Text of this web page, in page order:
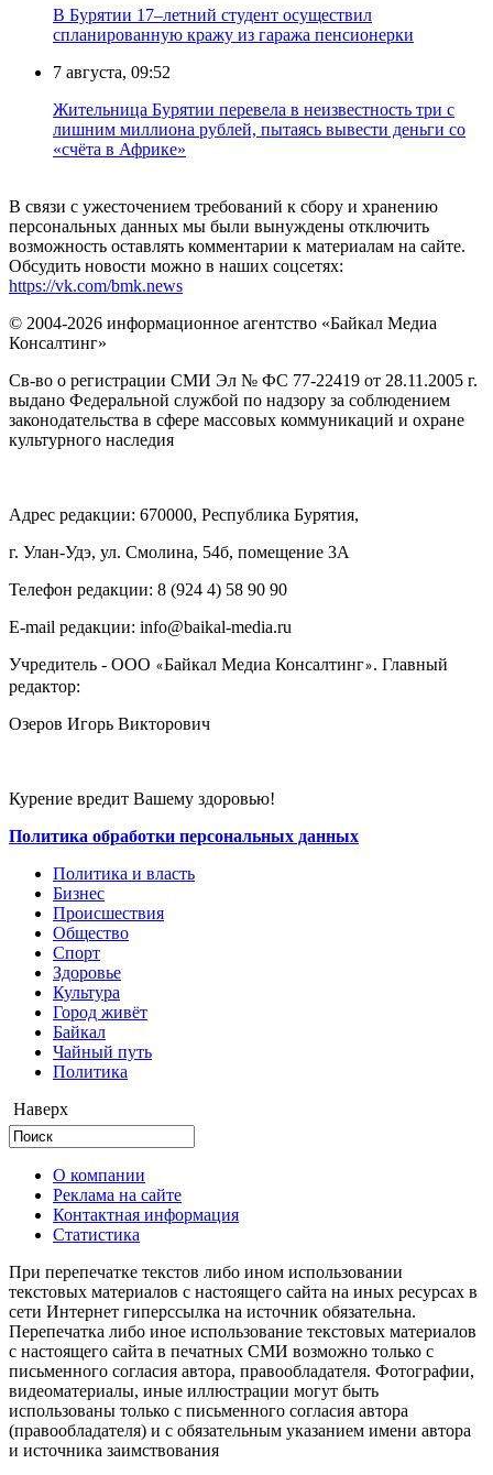
В Бурятии 17–летний студент осуществил
спланированную кражу из гаража пенсионерки
7 августа, 09:52
Жительница Бурятии перевела в неизвестность три с
лишним миллиона рублей, пытаясь вывести деньги со
«счёта в Африке»
В связи с ужесточением требований к сбору и хранению
персональных данных мы были вынуждены отключить
возможность оставлять комментарии к материалам на сайте.
Обсудить новости можно в наших соцсетях:
https://vk.com/bmk.news
© 2004-2026 информационное агентство «Байкал Медиа
Консалтинг»
Св-во о регистрации СМИ Эл № ФС 77-22419 от 28.11.2005 г.
выдано Федеральной службой по надзору за соблюдением
законодательства в сфере массовых коммуникаций и охране
культурного наследия
Адрес редакции: 670000, Республика Бурятия,
г. Улан-Удэ, ул. Смолина, 54б, помещение 3А
Телефон редакции: ‎‎8 (924 4) 58 90 90
E-mail редакции: info@baikal-media.ru
Учредитель - ООО «Байкал Медиа Консалтинг». Главный
редактор:
Озеров Игорь Викторович
Курение вредит Вашему здоровью!
Политика обработки персональных данных
Политика и власть
Бизнес
Происшествия
Общество
Cпорт
Здоровье
Культура
Город живёт
Байкал
Чайный путь
Политика
Наверх
О компании
Реклама на сайте
Контактная информация
Статистика
При перепечатке текстов либо ином использовании
текстовых материалов с настоящего сайта на иных ресурсах в
сети Интернет гиперссылка на источник обязательна.
Перепечатка либо иное использование текстовых материалов
с настоящего сайта в печатных СМИ возможно только с
письменного согласия автора, правообладателя. Фотографии,
видеоматериалы, иные иллюстрации могут быть
использованы только с письменного согласия автора
(правообладателя) и с обязательным указанием имени автора
и источника заимствования